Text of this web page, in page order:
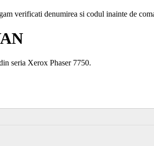
verificati denumirea si codul inainte de
seria Xerox Phaser 7750.